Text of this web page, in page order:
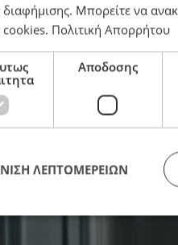
έρευνα όλη η
διαφήμισης. Μπορείτε να
cookies. Πολιτική Απορρήτου
Αποδοσης
ΛΕΠΤΟΜΕΡΕΙΩΝ